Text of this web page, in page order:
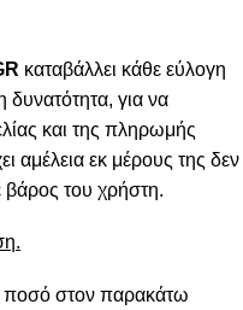
καταβάλλει κάθε εύλογη
για να
και της πληρωμής
αμέλεια εκ μέρους της δεν
βάρος του χρήστη.
ποσό στον παρακάτω